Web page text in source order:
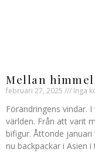
Mellan
februari 27, 2025 Inga
Förändringens vindar.
världen. Från att varit
bifigur. Åttonde
nu backpackar i Asien